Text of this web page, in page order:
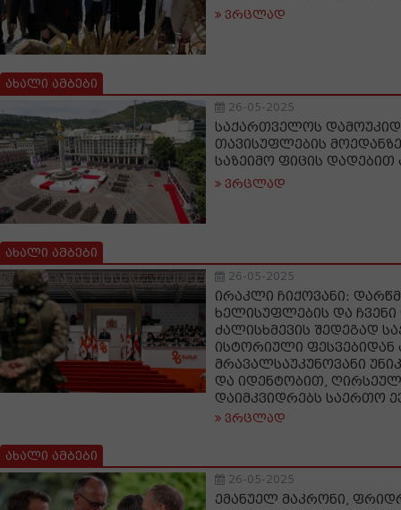
ვრცლად
ახალი ამბები
26-05-2025
საქართველოს
თავისუფლების
საზეიმო ფიცის დადებით
ვრცლად
ახალი ამბები
26-05-2025
ირაკლი ჩიქოვანი:
ხელისუფლების და
ძალისხმევის შედეგად
ისტორიული ფესვებიდან
მრავალსაუკუნოვანი
და იდენტობით,
დაიმკვიდრებს საერთო
ვრცლად
ახალი ამბები
26-05-2025
ემანუელ მაკრონი,